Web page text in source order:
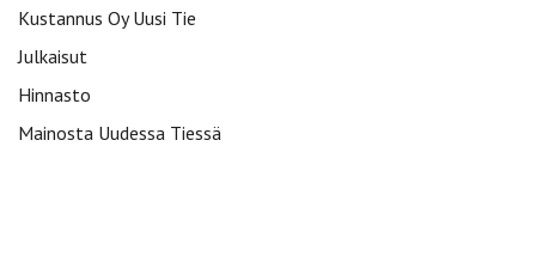
Kustannus Oy Uusi Tie
Julkaisut
Hinnasto
Mainosta Uudessa Tiessä